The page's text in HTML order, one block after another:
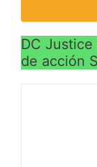
DC Justice
de acción